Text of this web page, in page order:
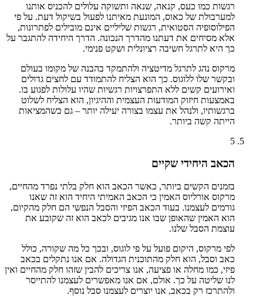
רגשות כמו כעס, קנאה, שנאה ותשוקה עלולים להכניס אותנו
למערבולת של כאוס, המונעת מאיתנו לפעול בשיקול דעת. על פי
הפילוסופיה הסטואית, רגשות שליליים אינם מובילים לפתרונות,
אלא מסיחים את דעתנו מהדרך הנכונה. הדרך היחידה להתגבר על
כך היא לתרגל חשיבה רציונלית ושקט פנימי.
מרקוס נהג לתרגל מדיטציה ולהתמקד בהבנה של מקומו בעולם
ובקשר שלו ללוגוס. כך הוא הצליח להתמודד עם לחצים גדולים
ואירועים קשים ללא התפרצויות רגשיות שהיו עלולות לפגוע בו.
באמצעות חיזוק המודעות העצמית וההיגיון, הוא הצליח לשלוט
ברגשותיו, ולנהל את עצמו בצורה יעילה יותר – גם כשהמציאות
הייתה קשה ביותר.
5
הכאב היחידי שקיים
בזמנים הקשים ביותר, כאשר הכאב הוא חלק בלתי נפרד מהחיים,
מרקוס אורליוס האמין כי הכאב האמיתי היחיד הוא זה שאנו
גורמים לעצמנו. בעוד הכאב הפיזי והסבל הנפשי הם חלק מהקיום,
הוא האמין שהאופן שבו אנו מגיבים לכאב הוא זה שקובע את
עוצמת הסבל שלנו.
לפי מרקוס, היקום פועל על פי לוגוס, ובכך כל מה שקורה, כולל
כאב וסבל, הוא חלק מהתוכנית הגדולה. אם אנו נתקלים בכאב
פיזי, כמו מחלה או פציעה, אנו צריכים להבין שזהו חלק מהחיים ואין
לנו שליטה על כך. אולם, אם אנו מאפשרים לעצמנו להתייסר
ולהתרכז רק בכאב, אנו יוצרים לעצמנו סבל נוסף.